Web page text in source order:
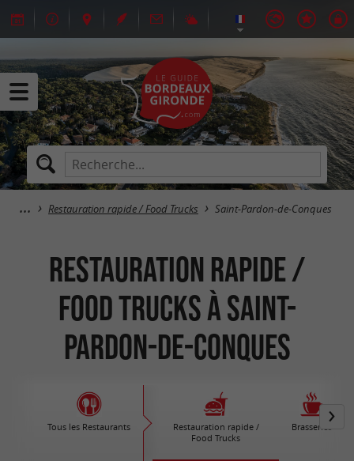
Restauration rapide / Food Trucks Saint-Pardon-de-Conques
Restauration rapide /
Food Trucks à Saint-
Pardon-de-Conques
Tous les Restaurants
Restauration rapide /
Food Trucks
Brasseries